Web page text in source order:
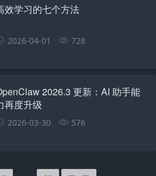
效学习的七个方法
2026-04-01 728
2026.3 更新：AI 助手能
再度升级
2026-03-30 576